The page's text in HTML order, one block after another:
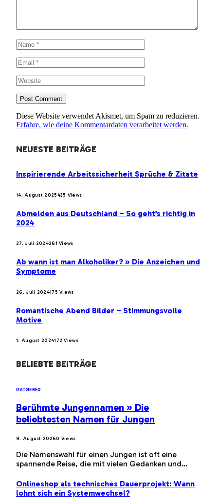
Diese Website verwendet Akismet, um Spam zu reduzieren.
Erfahre, wie deine Kommentardaten verarbeitet werden.
NEUESTE BEITRÄGE
Inspirierende Arbeitssicherheit Sprüche & Zitate
14. August 2025435 Views
Abmelden aus Deutschland – So geht’s richtig in
2024
27. Juli 2024261Views
Ab wann ist man Alkoholiker? » Die Anzeichen und
Symptome
26. Juli 2024175Views
Romantische Abend Bilder – Stimmungsvolle
Motive
1. August 2024172Views
BELIEBTE BEITRÄGE
RATGEBER
Berühmte Jungennamen » Die
beliebtesten Namen für Jungen
9. August 20260 Views
Die Namenswahl für einen Jungen ist oft eine
spannende Reise, die mit vielen Gedanken und…
Onlineshop als technisches Dauerprojekt: Wann
lohnt sich ein Systemwechsel?